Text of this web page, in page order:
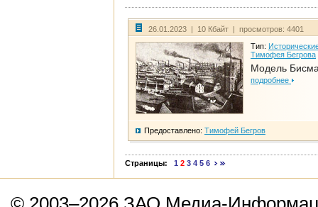
26.01.2023 | 10 Кбайт | просмотров: 4401
Тип:
Тимофея Бегрова
Модель
подробнее
Предоставлено: Тимофей Бегров
Страницы: 1 2 3 4 5 6